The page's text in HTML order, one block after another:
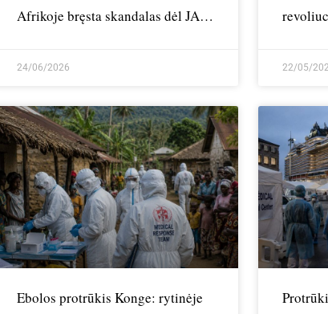
Afrikoje bręsta skandalas dėl JAV
24/06/2026 22/05/
Ebolos protrūkis Konge: rytinėje